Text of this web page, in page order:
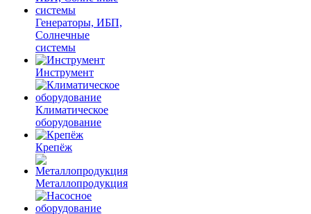
Генераторы, ИБП,
Солнечные
системы
Инструмент
Климатическое
оборудование
Крепёж
Металлопродукция